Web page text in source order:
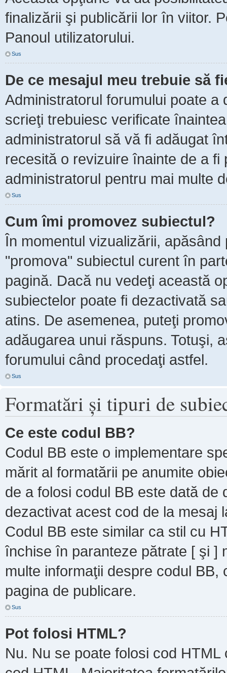
finalizării şi publicării lor în viitor.
Panoul utilizatorului.
Sus
De ce mesajul meu trebuie să
Administratorul forumului poate
scrieţi trebuiesc verificate
administratorul să vă fi adăugat
recesită o revizuire înainte de a
administratorul pentru mai multe
Sus
Cum îmi promovez subiectul?
În momentul vizualizării, apăsând
"promova" subiectul curent în
pagină. Dacă nu vedeţi această
subiectelor poate fi dezactivată
atins. De asemenea, puteţi
adăugarea unui răspuns. Totuşi,
forumului când procedaţi astfel.
Sus
Formatări şi tipuri de
Ce este codul BB?
Codul BB este o implementare
mărit al formatării pe anumite
de a folosi codul BB este dată de
dezactivat acest cod de la mesaj
Codul BB este similar ca stil cu
închise în paranteze pătrate [ şi ]
multe informaţii despre codul
pagina de publicare.
Sus
Pot folosi HTML?
Nu. Nu se poate folosi cod